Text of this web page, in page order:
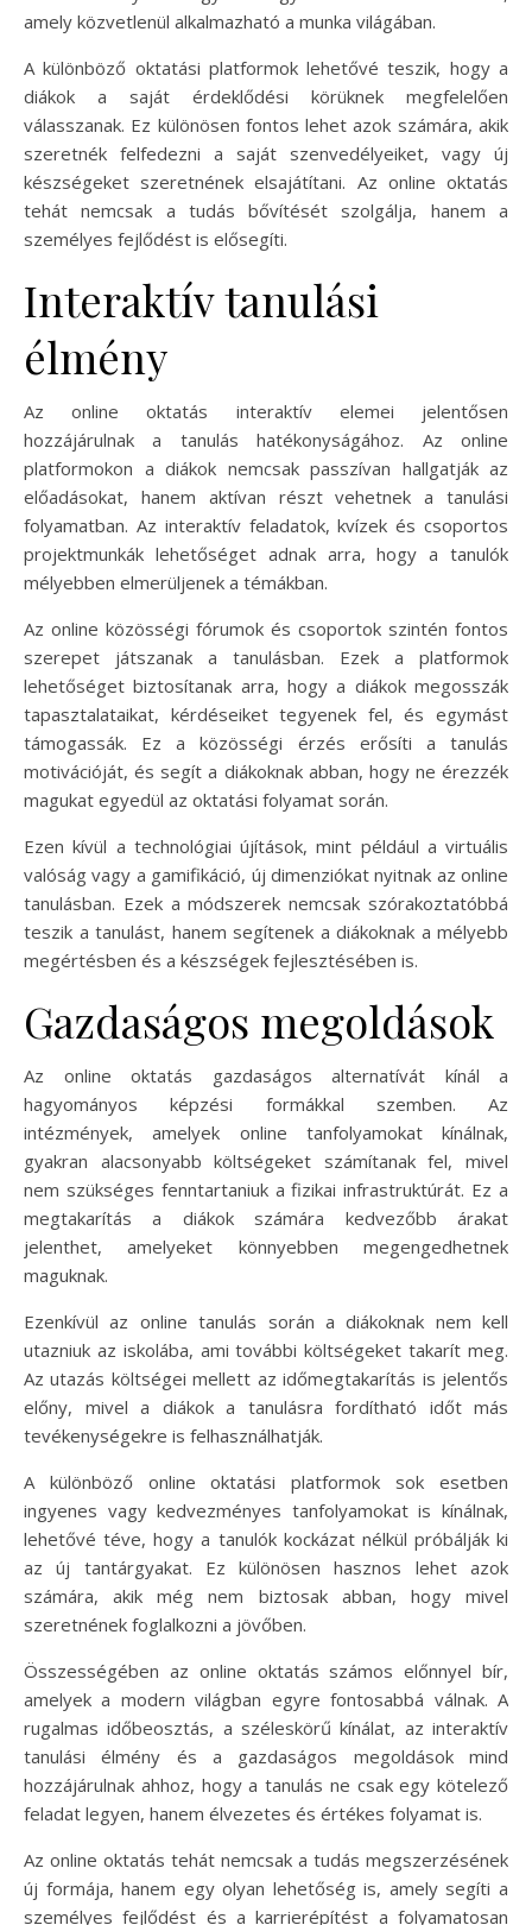
amely közvetlenül alkalmazható a munka világában.
A különböző oktatási platformok lehetővé teszik, hogy a
diákok a saját érdeklődési körüknek megfelelően
válasszanak. Ez különösen fontos lehet azok számára, akik
szeretnék felfedezni a saját szenvedélyeiket, vagy új
készségeket szeretnének elsajátítani. Az online oktatás
tehát nemcsak a tudás bővítését szolgálja, hanem a
személyes fejlődést is elősegíti.
Interaktív tanulási
élmény
Az online oktatás interaktív elemei jelentősen
hozzájárulnak a tanulás hatékonyságához. Az online
platformokon a diákok nemcsak passzívan hallgatják az
előadásokat, hanem aktívan részt vehetnek a tanulási
folyamatban. Az interaktív feladatok, kvízek és csoportos
projektmunkák lehetőséget adnak arra, hogy a tanulók
mélyebben elmerüljenek a témákban.
Az online közösségi fórumok és csoportok szintén fontos
szerepet játszanak a tanulásban. Ezek a platformok
lehetőséget biztosítanak arra, hogy a diákok megosszák
tapasztalataikat, kérdéseiket tegyenek fel, és egymást
támogassák. Ez a közösségi érzés erősíti a tanulás
motivációját, és segít a diákoknak abban, hogy ne érezzék
magukat egyedül az oktatási folyamat során.
Ezen kívül a technológiai újítások, mint például a virtuális
valóság vagy a gamifikáció, új dimenziókat nyitnak az online
tanulásban. Ezek a módszerek nemcsak szórakoztatóbbá
teszik a tanulást, hanem segítenek a diákoknak a mélyebb
megértésben és a készségek fejlesztésében is.
Gazdaságos megoldások
Az online oktatás gazdaságos alternatívát kínál a
hagyományos képzési formákkal szemben. Az
intézmények, amelyek online tanfolyamokat kínálnak,
gyakran alacsonyabb költségeket számítanak fel, mivel
nem szükséges fenntartaniuk a fizikai infrastruktúrát. Ez a
megtakarítás a diákok számára kedvezőbb árakat
jelenthet, amelyeket könnyebben megengedhetnek
maguknak.
Ezenkívül az online tanulás során a diákoknak nem kell
utazniuk az iskolába, ami további költségeket takarít meg.
Az utazás költségei mellett az időmegtakarítás is jelentős
előny, mivel a diákok a tanulásra fordítható időt más
tevékenységekre is felhasználhatják.
A különböző online oktatási platformok sok esetben
ingyenes vagy kedvezményes tanfolyamokat is kínálnak,
lehetővé téve, hogy a tanulók kockázat nélkül próbálják ki
az új tantárgyakat. Ez különösen hasznos lehet azok
számára, akik még nem biztosak abban, hogy mivel
szeretnének foglalkozni a jövőben.
Összességében az online oktatás számos előnnyel bír,
amelyek a modern világban egyre fontosabbá válnak. A
rugalmas időbeosztás, a széleskörű kínálat, az interaktív
tanulási élmény és a gazdaságos megoldások mind
hozzájárulnak ahhoz, hogy a tanulás ne csak egy kötelező
feladat legyen, hanem élvezetes és értékes folyamat is.
Az online oktatás tehát nemcsak a tudás megszerzésének
új formája, hanem egy olyan lehetőség is, amely segíti a
személyes fejlődést és a karrierépítést a folyamatosan